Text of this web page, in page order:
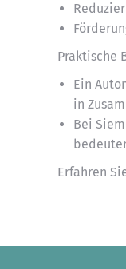
Praktische
Ein
in
Bei
Erfahren